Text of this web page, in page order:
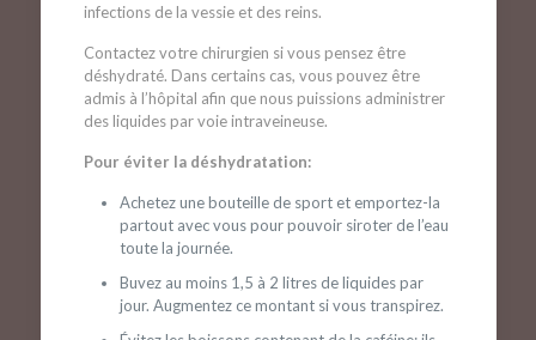
infections de la vessie et des reins.
Contactez votre chirurgien si vous pensez être
déshydraté. Dans certains cas, vous pouvez être
admis à l’hôpital afin que nous puissions administrer
des liquides par voie intraveineuse.
Pour éviter la déshydratation:
Achetez une bouteille de sport et emportez-la
partout avec vous pour pouvoir siroter de l’eau
toute la journée.
Buvez au moins 1,5 à 2 litres de liquides par
jour. Augmentez ce montant si vous transpirez.